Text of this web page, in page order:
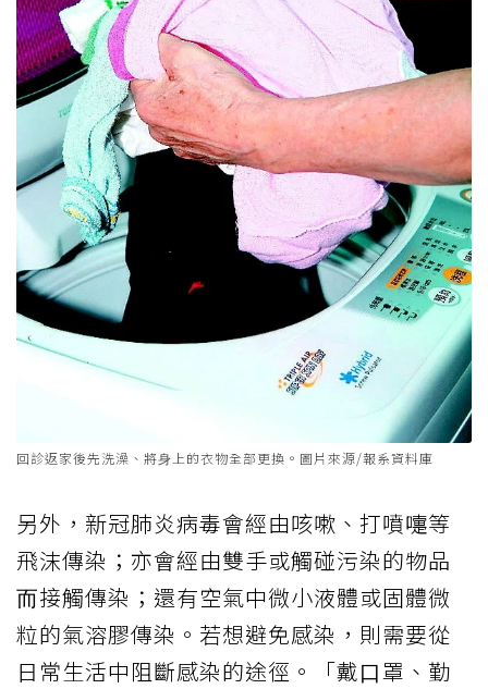
回診返家後先洗澡、將⾝上的衣物全部更換。圖片來源/報系資料庫
另外，新冠肺炎病毒會經由咳嗽、打噴嚏等
飛沫傳染；亦會經由雙⼿或觸碰污染的物品
⽽接觸傳染；還有空氣中微⼩液體或固體微
粒的氣溶膠傳染。若想避免感染，則需要從
日常生活中阻斷感染的途徑。「戴⼝罩、勤